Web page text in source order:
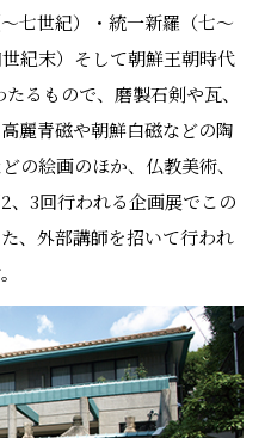
七世紀）・統一新羅（七～
紀末）そして朝鮮王朝時代
るもので、磨製石剣や瓦、
麗青磁や朝鮮白磁などの陶
の絵画のほか、仏教美術、
、3回行われる企画展でこの
、外部講師を招いて行われ